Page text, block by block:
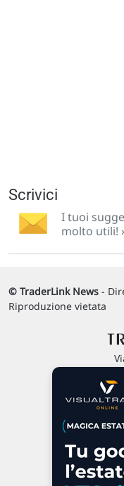
Scrivici
I tuoi
molto utili!
© TraderLink News -
Riproduzione vietata